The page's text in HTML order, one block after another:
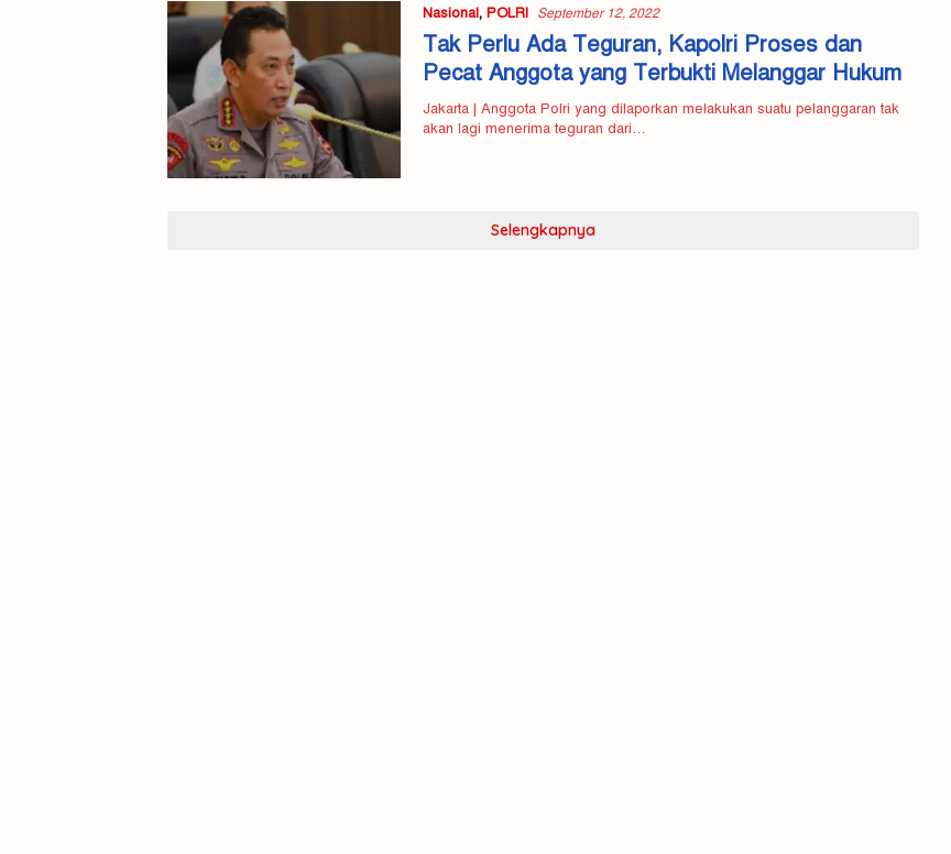
Nasional, POLRI September 12, 2022
Tak Perlu Ada Teguran, Kapolri Proses dan
Pecat Anggota yang Terbukti Melanggar Hukum
Jakarta | Anggota Polri yang dilaporkan melakukan suatu pelanggaran tak
akan lagi menerima teguran dari…
Selengkapnya